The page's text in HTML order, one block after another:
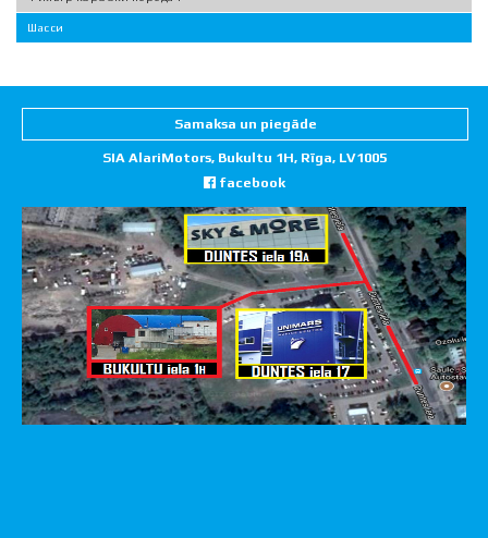
Шасси
Samaksa un piegāde
SIA AlariMotors, Bukultu 1H, Rīga, LV1005
facebook